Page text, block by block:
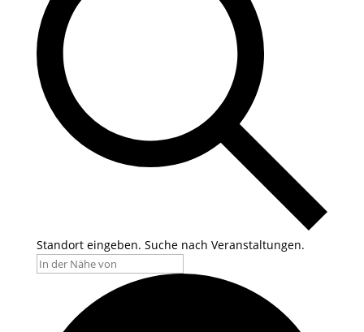
Standort eingeben. Suche nach Veranstaltungen.